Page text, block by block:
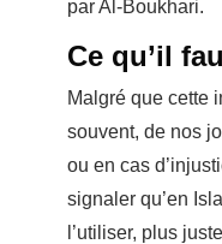
par Al-Boukhari.
Ce qu’il
Malgré que cette
souvent, de nos
ou en cas
signaler qu’en
l’utiliser, plus